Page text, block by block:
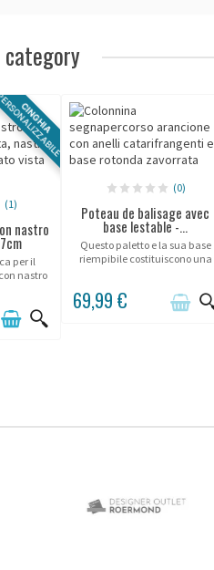
CINGHIA
(1)
nastro
per il
nastro
(0)
Poteau de balisage avec
base lestable -...
Questo paletto e la sua base
riempibile costituiscono una
creare zone sicure sia
all'interno che all'esterno. La
69,99 €